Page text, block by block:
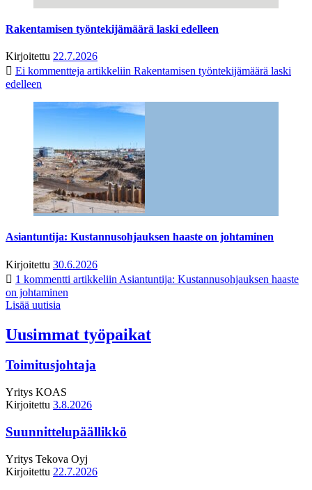
Rakentamisen työntekijämäärä laski edelleen
Kirjoitettu 22.7.2026
Ei kommentteja artikkeliin Rakentamisen työntekijämäärä laski
edelleen
Asiantuntija: Kustannusohjauksen haaste on johtaminen
Kirjoitettu 30.6.2026
1 kommentti artikkeliin Asiantuntija: Kustannusohjauksen haaste
on johtaminen
Lisää uutisia
Uusimmat työpaikat
Toimitusjohtaja
Yritys KOAS
Kirjoitettu 3.8.2026
Suunnittelupäällikkö
Yritys Tekova Oyj
Kirjoitettu 22.7.2026